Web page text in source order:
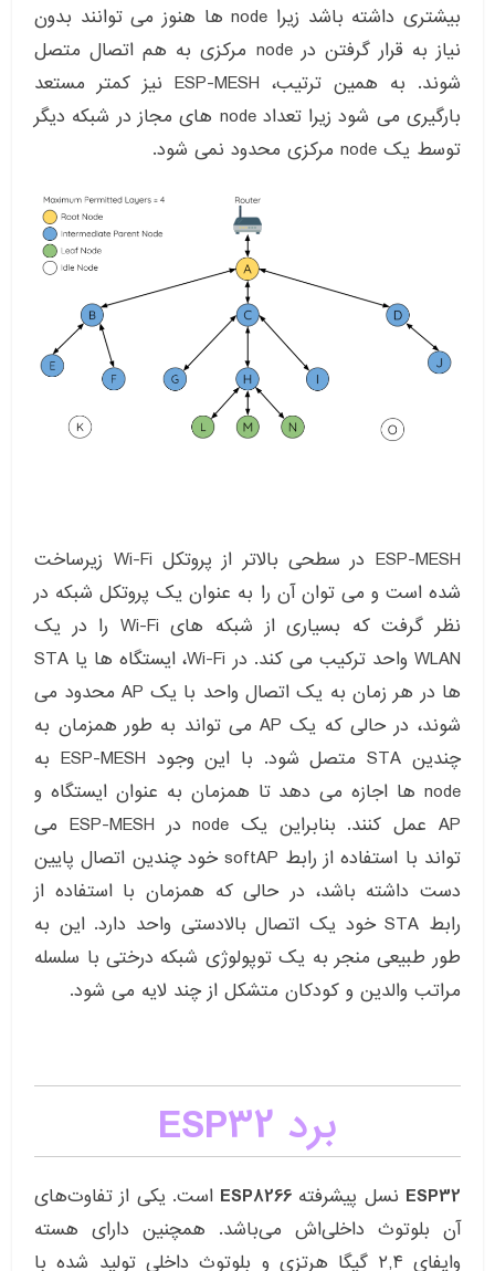
بیشتری داشته باشد زیرا node ها هنوز می توانند بدون
نیاز به قرار گرفتن در node مرکزی به هم اتصال متصل
شوند. به همین ترتیب، ESP-MESH نیز کمتر مستعد
بارگیری می شود زیرا تعداد node های مجاز در شبکه دیگر
توسط یک node مرکزی محدود نمی شود.
ESP-MESH در سطحی بالاتر از پروتکل Wi-Fi زیرساخت
شده است و می توان آن را به عنوان یک پروتکل شبکه در
نظر گرفت که بسیاری از شبکه های Wi-Fi را در یک
WLAN واحد ترکیب می کند. در Wi-Fi، ایستگاه ها یا STA
ها در هر زمان به یک اتصال واحد با یک AP محدود می
شوند، در حالی که یک AP می تواند به طور همزمان به
چندین STA متصل شود. با این وجود ESP-MESH به
node ها اجازه می دهد تا همزمان به عنوان ایستگاه و
AP عمل کنند. بنابراین یک node در ESP-MESH می
تواند با استفاده از رابط softAP خود چندین اتصال پایین
دست داشته باشد، در حالی که همزمان با استفاده از
رابط STA خود یک اتصال بالادستی واحد دارد. این به
طور طبیعی منجر به یک توپولوژی شبکه درختی با سلسله
مراتب والدین و کودکان متشکل از چند لایه می شود.
برد ESP32
ESP32 نسل پیشرفته ESP8266 است. یکی از تفاوت‌های
آن بلوتوث داخلی‌اش می‌باشد. همچنین دارای هسته
وایفای ۲,۴ گیگا هرتزی و بلوتوث داخلی تولید شده با